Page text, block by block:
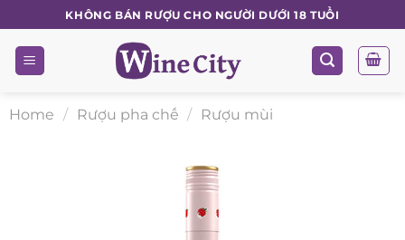
to
content
KHÔNG BÁN RƯỢU CHO NGƯỜI DƯỚI 18 TUỔI
Home / Rượu pha chế / Rượu mùi